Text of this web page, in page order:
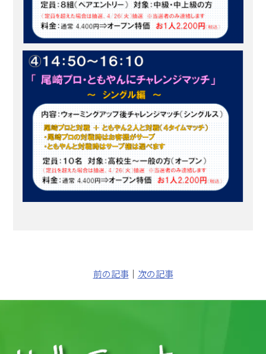
前の記事｜ 次の記事